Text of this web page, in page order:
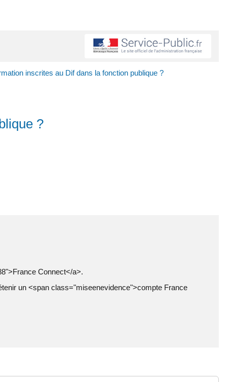
inscrites au Dif dans la fonction publique ?
?
Connect</a>.
un <span class="miseenevidence">compte France